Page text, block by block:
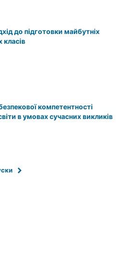
до підготовки майбутніх
класів
компетентності
в умовах сучасних викликів